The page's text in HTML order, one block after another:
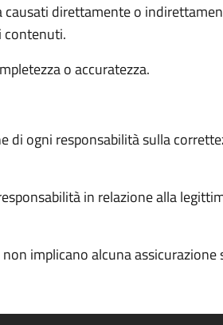
direttamente o
contenuti.
o accuratezza.
ogni responsabilità sulla
in relazione alla
implicano alcuna assicurazione